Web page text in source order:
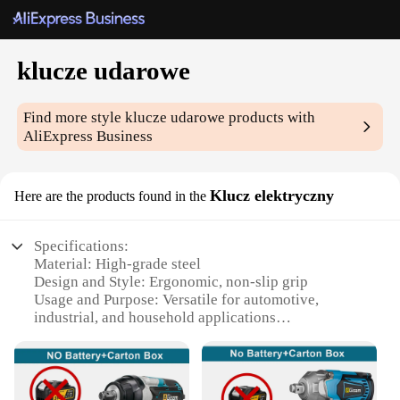
klucze udarowe
Find more styleklucze udarowe products with
AliExpress Business
Here are the products found in the Klucz elektryczny
Specifications:
Material: High-grade steel
Design and Style: Ergonomic, non-slip grip
Usage and Purpose: Versatile for automotive,
industrial, and household applications
emergency situations
Shape or Size or Weight or Quantity: Compact and
lightweight, with multiple sets available for